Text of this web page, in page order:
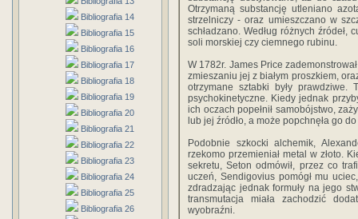
Bibliografia 14
Bibliografia 15
Bibliografia 16
Bibliografia 17
Bibliografia 18
Bibliografia 19
Bibliografia 20
Bibliografia 21
Bibliografia 22
Bibliografia 23
Bibliografia 24
Bibliografia 25
Bibliografia 26
Otrzymaną substancję utleniano
strzelniczy - oraz umieszczano w
schładzano. Według różnych
soli morskiej czy ciemnego rubinu.
W 1782r. James Price
zmieszaniu jej z białym proszkiem,
otrzymane sztabki były prawdziwe.
psychokinetyczne. Kiedy jednak
ich oczach popełnił samobójstwo,
lub jej źródło, a może popchnęła go
Podobnie szkocki alchemik,
rzekomo przemieniał metal w złoto.
sekretu, Seton odmówił, przez co
uczeń, Sendigovius pomógł mu
zdradzając jednak formuły na jego
transmutacja miała zachodzić
wyobraźni.